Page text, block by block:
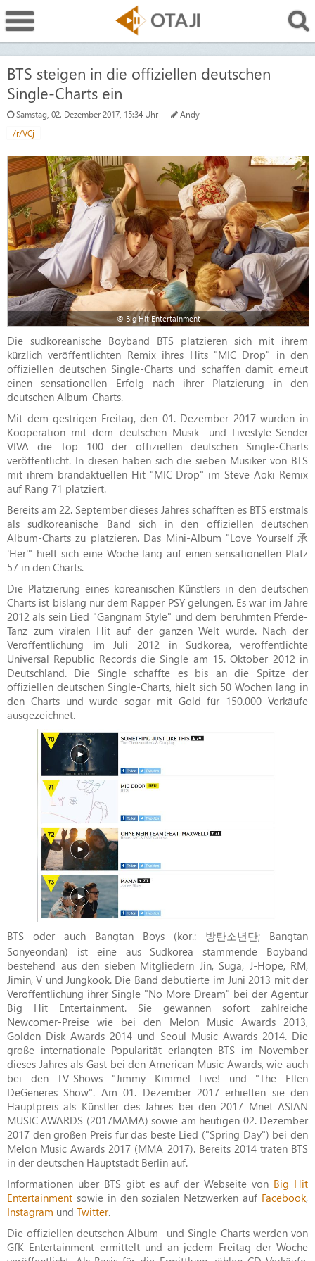
BTS steigen in die offiziellen deutschen
Single-Charts ein
Samstag, 02. Dezember 2017, 15:34 Uhr
Andy
/r/VCj
© Big Hit Entertainment
Die südkoreanische Boyband BTS platzieren sich mit ihrem
kürzlich veröffentlichten Remix ihres Hits "MIC Drop" in den
offiziellen deutschen Single-Charts und schaffen damit erneut
einen sensationellen Erfolg nach ihrer Platzierung in den
deutschen Album-Charts.
Mit dem gestrigen Freitag, den 01. Dezember 2017 wurden in
Kooperation mit dem deutschen Musik- und Livestyle-Sender
VIVA die Top 100 der offiziellen deutschen Single-Charts
veröffentlicht. In diesen haben sich die sieben Musiker von BTS
mit ihrem brandaktuellen Hit "MIC Drop" im Steve Aoki Remix
auf Rang 71 platziert.
Bereits am 22. September dieses Jahres schafften es BTS erstmals
als südkoreanische Band sich in den offiziellen deutschen
Album-Charts zu platzieren. Das Mini-Album "Love Yourself 承
'Her'" hielt sich eine Woche lang auf einen sensationellen Platz
57 in den Charts.
Die Platzierung eines koreanischen Künstlers in den deutschen
Charts ist bislang nur dem Rapper PSY gelungen. Es war im Jahre
2012 als sein Lied "Gangnam Style" und dem berühmten Pferde-
Tanz zum viralen Hit auf der ganzen Welt wurde. Nach der
Veröffentlichung im Juli 2012 in Südkorea, veröffentlichte
Universal Republic Records die Single am 15. Oktober 2012 in
Deutschland. Die Single schaffte es bis an die Spitze der
offiziellen deutschen Single-Charts, hielt sich 50 Wochen lang in
den Charts und wurde sogar mit Gold für 150.000 Verkäufe
ausgezeichnet.
BTS oder auch Bangtan Boys (kor.: 방탄소년단; Bangtan
Sonyeondan) ist eine aus Südkorea stammende Boyband
bestehend aus den sieben Mitgliedern Jin, Suga, J-Hope, RM,
Jimin, V und Jungkook. Die Band debütierte im Juni 2013 mit der
Veröffentlichung ihrer Single "No More Dream" bei der Agentur
Big Hit Entertainment. Sie gewannen sofort zahlreiche
Newcomer-Preise wie bei den Melon Music Awards 2013,
Golden Disk Awards 2014 und Seoul Music Awards 2014. Die
große internationale Popularität erlangten BTS im November
dieses Jahres als Gast bei den American Music Awards, wie auch
bei den TV-Shows "Jimmy Kimmel Live! und "The Ellen
DeGeneres Show". Am 01. Dezember 2017 erhielten sie den
Hauptpreis als Künstler des Jahres bei den 2017 Mnet ASIAN
MUSIC AWARDS (2017MAMA) sowie am heutigen 02. Dezember
2017 den großen Preis für das beste Lied ("Spring Day") bei den
Melon Music Awards 2017 (MMA 2017). Bereits 2014 traten BTS
in der deutschen Hauptstadt Berlin auf.
Informationen über BTS gibt es auf der Webseite von Big Hit
Entertainment sowie in den sozialen Netzwerken auf Facebook,
Instagram und Twitter.
Die offiziellen deutschen Album- und Single-Charts werden von
GfK Entertainment ermittelt und an jedem Freitag der Woche